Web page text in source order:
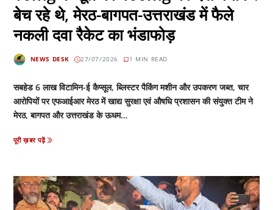
बेच रहे थे, मेरठ-बागपत-उत्तराखंड में फैले
नकली दवा रैकेट का भंडाफोड़
NEWS DESK 27/07/2026 1 MIN READ
सबहेड 6 लाख विटामिन-ई कैप्सूल, ब्लिस्टर पैकिंग मशीन और उपकरण जब्त, चार
आरोपियों पर एफआईआर मेरठ में खाद्य सुरक्षा एवं औषधि प्रशासन की संयुक्त टीम ने
मेरठ, बागपत और उत्तराखंड के ऊधम…
पूरी ख़बर पढ़ें